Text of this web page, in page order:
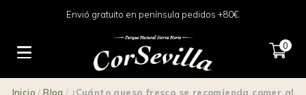
Envió gratuito en península pedidos +80€.
0
Inicio /Blog / ¿Cuánto queso fresco se recomienda comer al